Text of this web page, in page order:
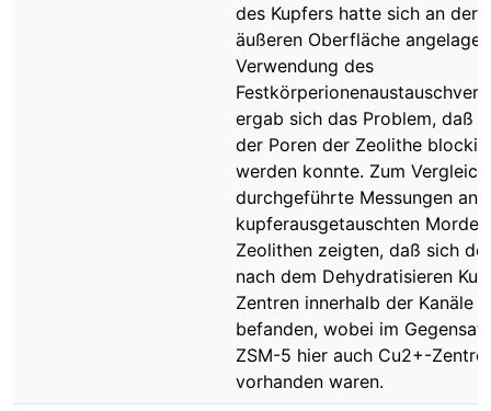
des Kupfers hatte sich an der
äußeren Oberfläche
Verwendung des
ergab sich das Problem, daß
der Poren der Zeolithe
werden konnte. Zum Vergleich
durchgeführte Messungen an
kupferausgetauschten
Zeolithen zeigten, daß sich
nach dem Dehydratisieren
Zentren innerhalb der Kanäle
befanden, wobei im
ZSM-5 hier auch Cu2+-
vorhanden waren.